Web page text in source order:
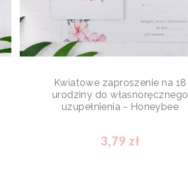
Kwiatowe zaproszenie na 18
urodziny do własnoręcznego
uzupełnienia - Honeybee
3,79 zł